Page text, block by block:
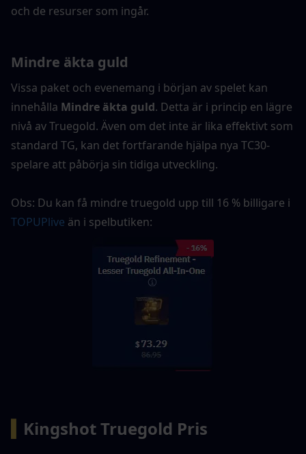
och de resurser som ingår.
Mindre äkta guld
Vissa paket och evenemang i början av spelet kan
innehålla Mindre äkta guld. Detta är i princip en lägre
nivå av Truegold. Även om det inte är lika effektivt som
standard TG, kan det fortfarande hjälpa nya TC30-
spelare att påbörja sin tidiga utveckling.
TOPUPlive än i spelbutiken:
Kingshot Truegold Pris